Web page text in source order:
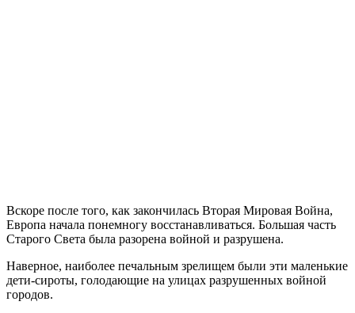
Вскоре после того, как закончилась Вторая Мировая Война,
Европа начала понемногу восстанавливаться. Большая часть
Старого Света была разорена войной и разрушена.
Наверное, наиболее печальным зрелищем были эти маленькие
дети-сироты, голодающие на улицах разрушенных войной
городов.